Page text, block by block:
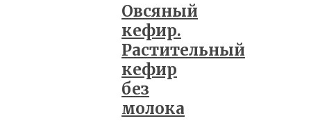
Овсяный
кефир.
Растительный
кефир
без
молока